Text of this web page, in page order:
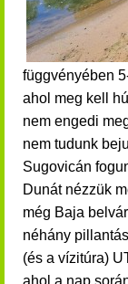
függvényében
ahol meg kell
nem engedi
nem tudunk
Sugovicán
Dunát nézzük
még Baja
néhány
(és a vízitúra)
ahol a nap